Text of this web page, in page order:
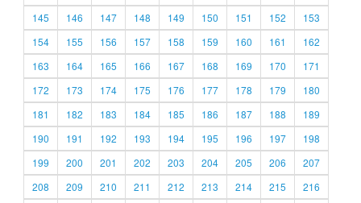
145
146 147 148 149 150 151 152
153
154
155 156 157 158 159 160 161
162
163
164 165 166 167 168 169 170
171
172
173 174 175 176 177 178 179
180
181
182 183 184 185 186 187 188
189
190
191 192 193 194 195 196 197
198
199
200 201 202 203 204 205 206
207
208
209 210 211 212 213 214 215
216